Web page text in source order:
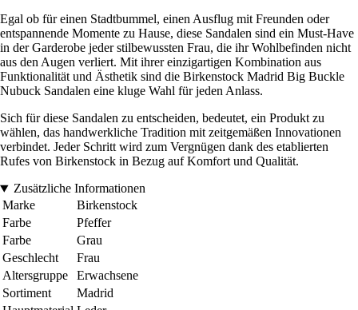
Egal ob für einen Stadtbummel, einen Ausflug mit Freunden oder
entspannende Momente zu Hause, diese Sandalen sind ein Must-Have
in der Garderobe jeder stilbewussten Frau, die ihr Wohlbefinden nicht
aus den Augen verliert. Mit ihrer einzigartigen Kombination aus
Funktionalität und Ästhetik sind die Birkenstock Madrid Big Buckle
Nubuck Sandalen eine kluge Wahl für jeden Anlass.
Sich für diese Sandalen zu entscheiden, bedeutet, ein Produkt zu
wählen, das handwerkliche Tradition mit zeitgemäßen Innovationen
verbindet. Jeder Schritt wird zum Vergnügen dank des etablierten
Rufes von Birkenstock in Bezug auf Komfort und Qualität.
Zusätzliche Informationen
Marke
Birkenstock
Farbe
Pfeffer
Farbe
Grau
Geschlecht
Frau
Altersgruppe
Erwachsene
Sortiment
Madrid